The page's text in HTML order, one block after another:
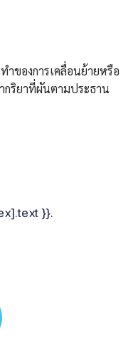
ำของการเคลื่อนย้ายหรือ
กริยาที่ผันตามประธาน
}}.